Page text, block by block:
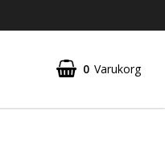
0 Varukorg